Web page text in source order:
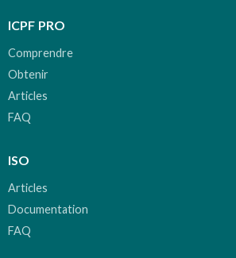
ICPF PRO
Comprendre
Obtenir
Articles
FAQ
ISO
Articles
Documentation
FAQ